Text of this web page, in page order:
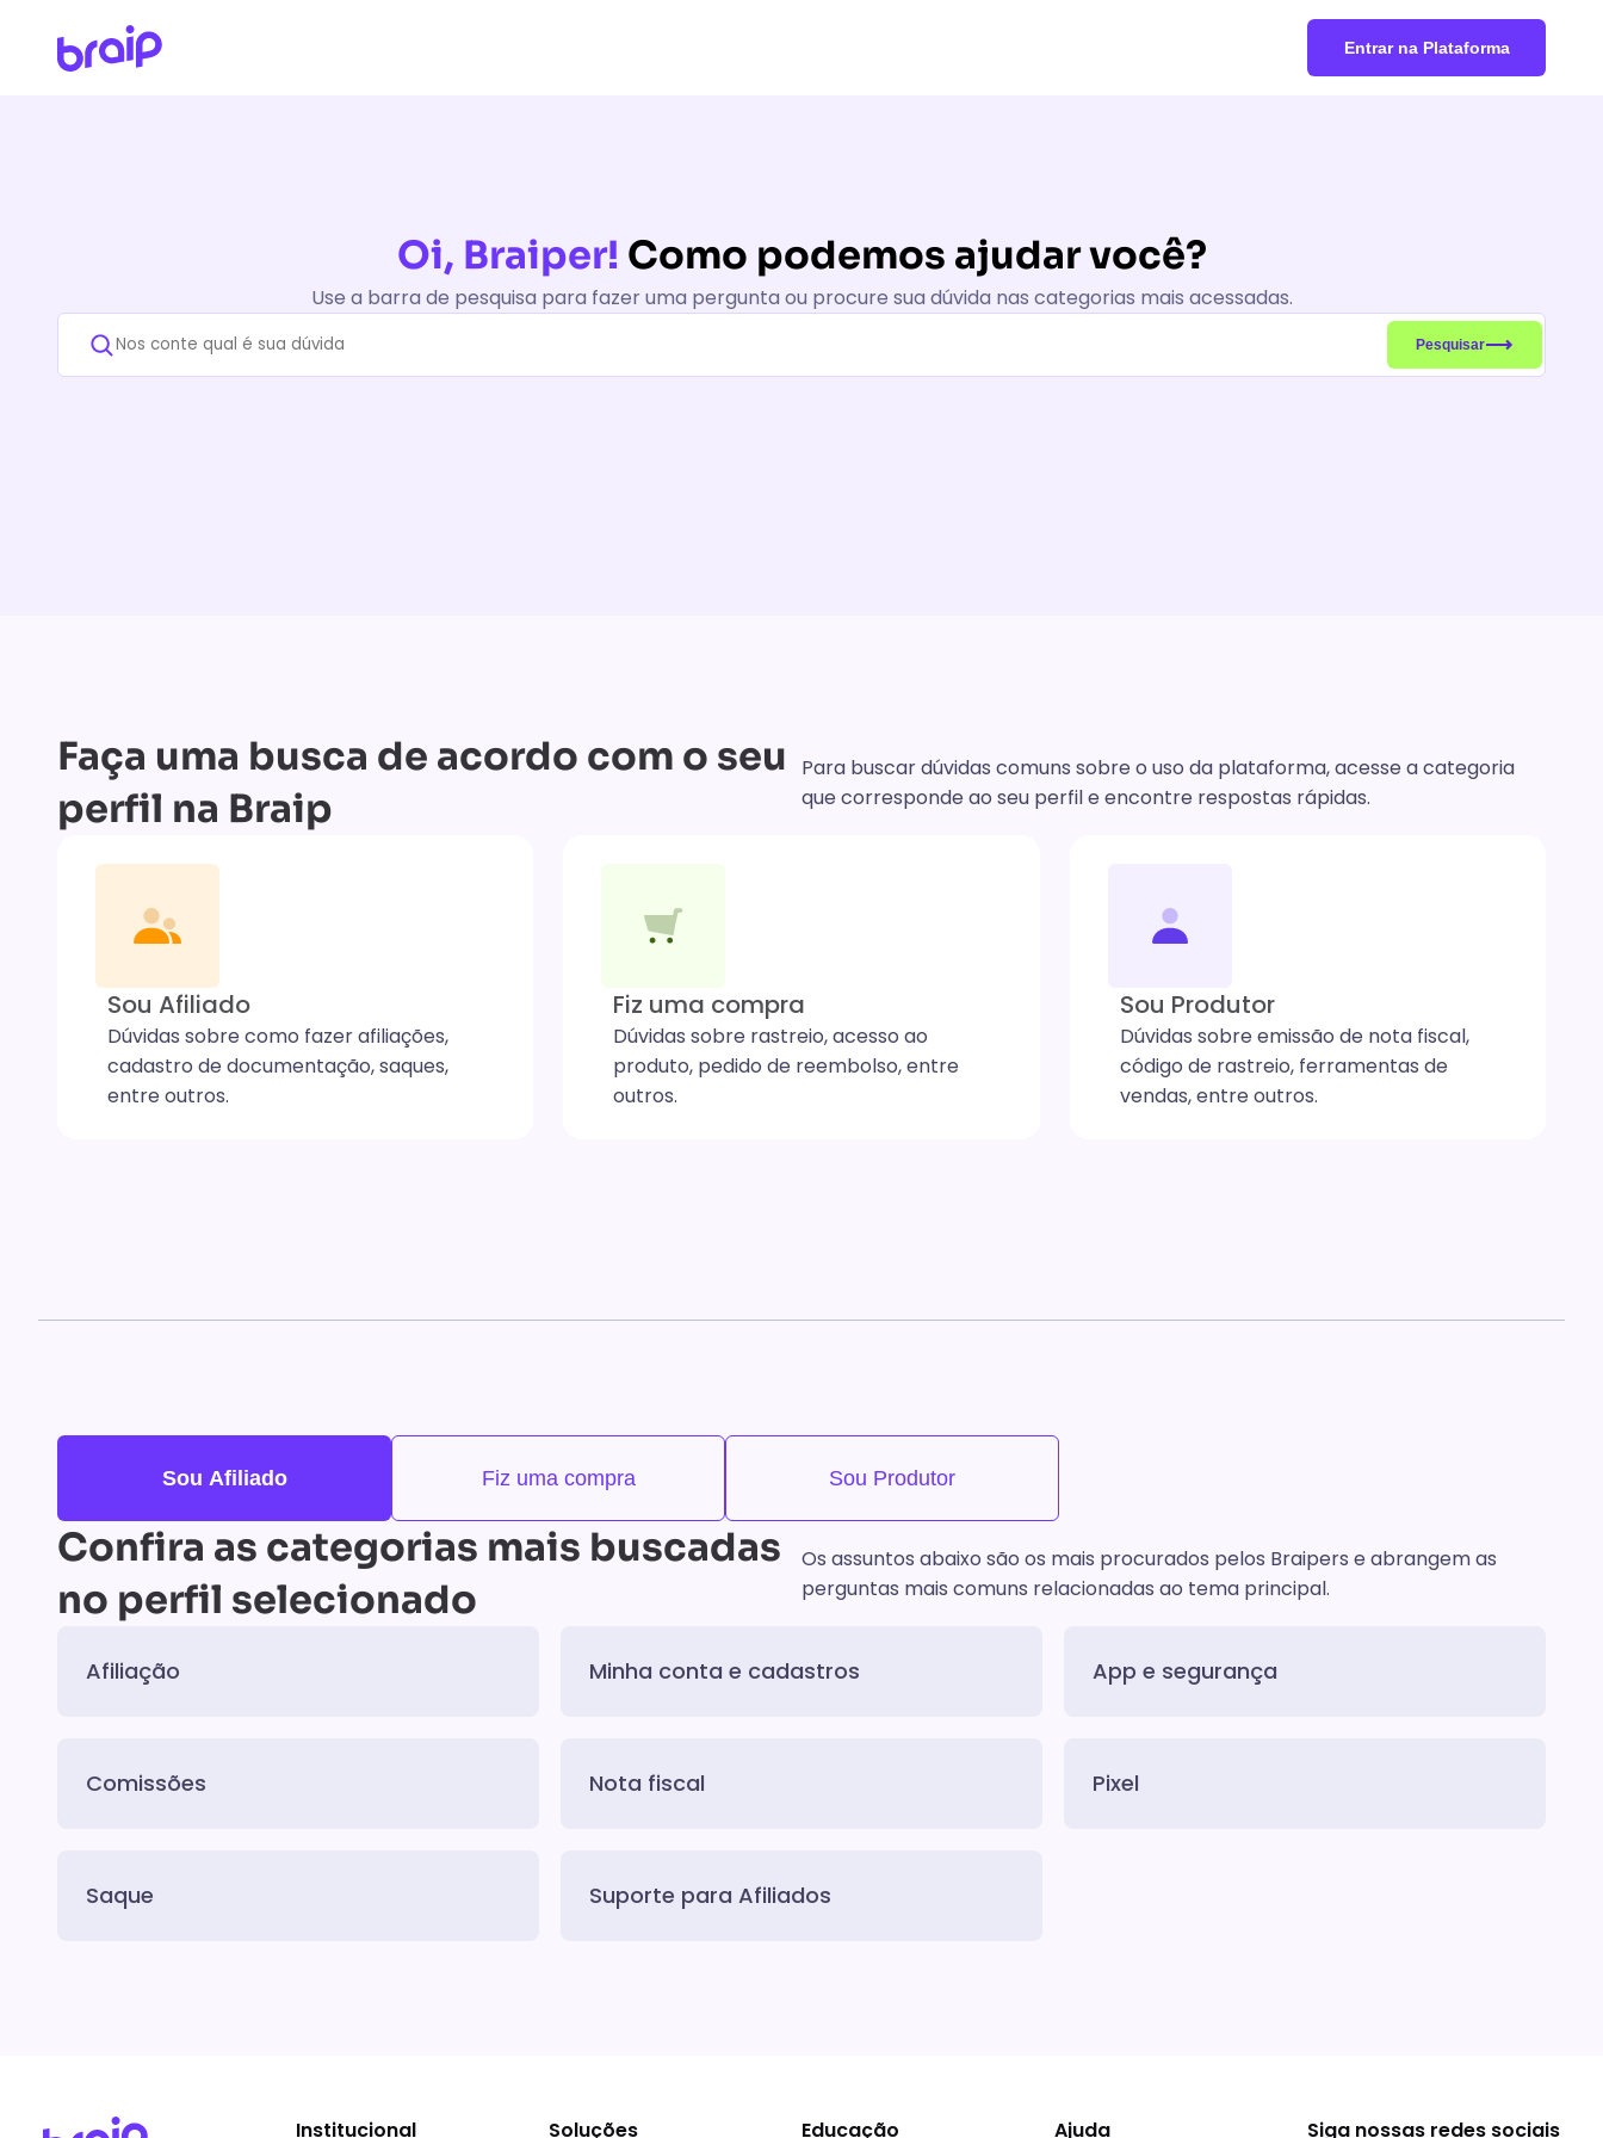
Entrar na Plataforma
Oi, Braiper! Como podemos ajudar você?
Use a barra de pesquisa para fazer uma pergunta ou procure sua dúvida nas categorias mais acessadas.
Pesquisar
Faça uma busca de acordo com o seu
perfil na Braip
Para buscar dúvidas comuns sobre o uso da plataforma, acesse a categoria
que corresponde ao seu perfil e encontre respostas rápidas.
Sou Afiliado
Dúvidas sobre como fazer afiliações,
cadastro de documentação, saques,
entre outros.
Fiz uma compra
Dúvidas sobre rastreio, acesso ao
produto, pedido de reembolso, entre
outros.
Sou Produtor
Dúvidas sobre emissão de nota fiscal,
código de rastreio, ferramentas de
vendas, entre outros.
Sou Afiliado Fiz uma compra Sou Produtor
Confira as categorias mais buscadas
no perfil selecionado
Os assuntos abaixo são os mais procurados pelos Braipers e abrangem as
perguntas mais comuns relacionadas ao tema principal.
Afiliação Minha conta e cadastros App e segurança
Comissões Nota fiscal Pixel
Saque Suporte para Afiliados
Institucional Soluções Educação Ajuda Siga nossas redes sociais